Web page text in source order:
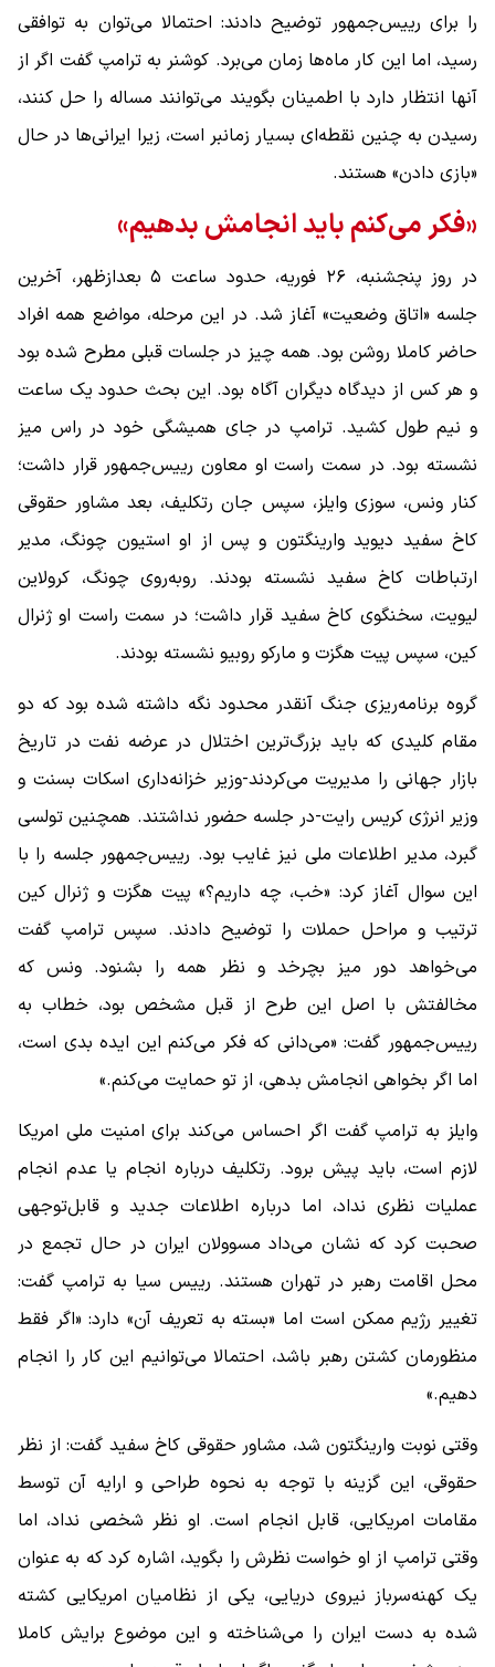
را برای رییس‌جمهور توضیح دادند: احتمالا می‌توان به توافقی
رسید، اما این کار ماه‌ها زمان می‌برد. کوشنر به ترامپ گفت اگر از
آنها انتظار دارد با اطمینان بگویند می‌توانند مساله را حل کنند،
رسیدن به چنین نقطه‌ای بسیار زمانبر است، زیرا ایرانی‌ها در حال
«بازی دادن» هستند.
«فکر می‌کنم باید انجامش بدهیم»
در روز پنجشنبه، ۲۶ فوریه، حدود ساعت ۵ بعدازظهر، آخرین
جلسه «اتاق وضعیت» آغاز شد. در این مرحله، مواضع همه افراد
حاضر کاملا روشن بود. همه‌ چیز در جلسات قبلی مطرح شده بود
و هر کس از دیدگاه دیگران آگاه بود. این بحث حدود یک ساعت
و نیم طول کشید. ترامپ در جای همیشگی خود در راس میز
نشسته بود. در سمت راست او معاون رییس‌جمهور قرار داشت؛
کنار ونس، سوزی وایلز، سپس جان رتکلیف، بعد مشاور حقوقی
کاخ سفید دیوید وارینگتون و پس از او استیون چونگ، مدیر
ارتباطات کاخ سفید نشسته بودند. روبه‌روی چونگ، کرولاین
لیویت، سخنگوی کاخ سفید قرار داشت؛ در سمت راست او ژنرال
کین، سپس پیت هگزت و مارکو روبیو نشسته بودند.
گروه برنامه‌ریزی جنگ آنقدر محدود نگه داشته شده بود که دو
مقام کلیدی که باید بزرگ‌ترین اختلال در عرضه نفت در تاریخ
بازار جهانی را مدیریت می‌کردند-وزیر خزانه‌داری اسکات بسنت و
وزیر انرژی کریس رایت-در جلسه حضور نداشتند. همچنین تولسی
گبرد، مدیر اطلاعات ملی نیز غایب بود. رییس‌جمهور جلسه را با
این سوال آغاز کرد: «خب، چه داریم؟» پیت هگزت و ژنرال کین
ترتیب و مراحل حملات را توضیح دادند. سپس ترامپ گفت
می‌خواهد دور میز بچرخد و نظر همه را بشنود. ونس که
مخالفتش با اصل این طرح از قبل مشخص بود، خطاب به
رییس‌جمهور گفت: «می‌دانی که فکر می‌کنم این ایده بدی است،
اما اگر بخواهی انجامش بدهی، از تو حمایت می‌کنم.»
وایلز به ترامپ گفت اگر احساس می‌کند برای امنیت ملی امریکا
لازم است، باید پیش برود. رتکلیف درباره انجام یا عدم انجام
عملیات نظری نداد، اما درباره اطلاعات جدید و قابل‌توجهی
صحبت کرد که نشان می‌داد مسوولان ایران در حال تجمع در
محل اقامت رهبر در تهران هستند. رییس سیا به ترامپ گفت:
تغییر رژیم ممکن است اما «بسته به تعریف آن» دارد: «اگر فقط
منظورمان کشتن رهبر باشد، احتمالا می‌توانیم این کار را انجام
دهیم.»
وقتی نوبت وارینگتون شد، مشاور حقوقی کاخ سفید گفت: از نظر
حقوقی، این گزینه با توجه به نحوه طراحی و ارایه آن توسط
مقامات امریکایی، قابل انجام است. او نظر شخصی نداد، اما
وقتی ترامپ از او خواست نظرش را بگوید، اشاره کرد که به عنوان
یک کهنه‌سرباز نیروی دریایی، یکی از نظامیان امریکایی کشته
‌شده به دست ایران را می‌شناخته و این موضوع برایش کاملا